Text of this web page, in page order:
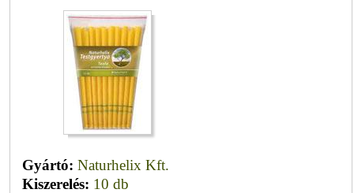
Gyártó: Naturhelix Kft.
Kiszerelés: 10 db